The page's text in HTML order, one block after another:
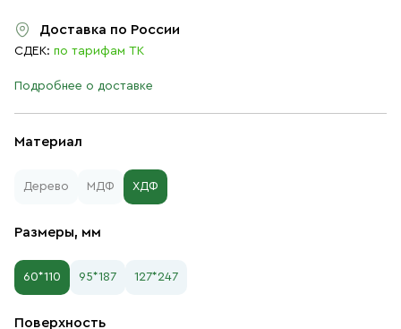
Материал
Дерево МДФ ХДФ
Размеры, мм
60*110 95*187 127*247
Поверхность
Доставка по России
СДЕК: по тарифам ТК
Подробнее о доставке